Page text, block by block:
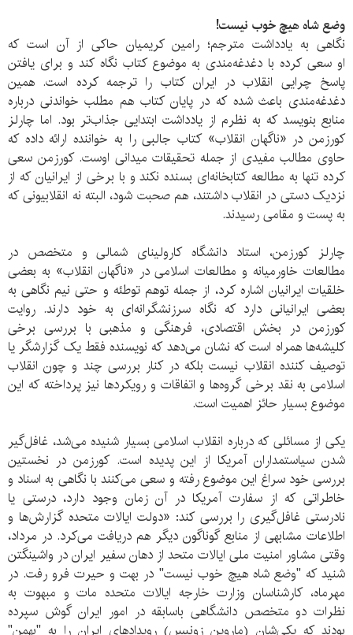
وضع شاه هیچ خوب نیست!
نگاهی به یادداشت مترجم؛ رامین کریمیان حاکی از آن است که
او سعی کرده با دغدغه‌مندی به موضوع کتاب نگاه کند و برای یافتن
پاسخ چرایی انقلاب در ایران کتاب را ترجمه کرده است. همین
دغدغه‌مندی باعث شده که در پایان کتاب هم مطلب خواندنی درباره
منابع بنویسد که به نظرم از یادداشت ابتدایی جذاب‌تر بود. اما چارلز
کورزمن در «ناگهان انقلاب» کتاب جالبی را به خواننده ارائه داده که
حاوی مطالب مفیدی از جمله تحقیقات میدانی اوست. کورزمن سعی
کرده تنها به مطالعه کتابخانه‌ای بسنده نکند و با برخی از ایرانیان که از
نزدیک دستی در انقلاب داشتند، هم صحبت شود، البته نه انقلابیونی که
به پست و مقامی رسیدند.
چارلز کورزمن، استاد دانشگاه کارولینای شمالی و متخصص در
مطالعات خاورمیانه و مطالعات اسلامی در «ناگهان انقلاب» به بعضی
خلقیات ایرانیان اشاره کرد، از جمله توهم توطئه و حتی نیم نگاهی به
بعضی ایرانیانی دارد که نگاه سرزنشگرانه‌ای به خود دارند. روایت
کورزمن در بخش اقتصادی، فرهنگی و مذهبی با بررسی برخی
کلیشه‌ها همراه است که نشان می‌دهد که نویسنده فقط یک گزارشگر یا
توصیف کننده انقلاب نیست بلکه در کنار بررسی چند و چون انقلاب
اسلامی به نقد برخی گروه‌ها و اتفاقات و رویکردها نیز پرداخته که این
موضوع بسیار حائز اهمیت است.
یکی از مسائلی که درباره انقلاب اسلامی بسیار شنیده می‌شد، غافل‌گیر
شدن سیاستمداران آمریکا از این پدیده است. کورزمن در نخستین
بررسی خود سراغ این موضوع رفته و سعی می‌کنند با نگاهی به اسناد و
خاطراتی که از سفارت آمریکا در آن زمان وجود دارد، درستی یا
نادرستی غافل‌گیری را بررسی کند: «دولت ایالات متحده گزارش‌ها و
اطلاعات مشابهی از منابع گوناگون دیگر هم دریافت می‌کرد. در مرداد،
وقتی مشاور امنیت ملی ایالات متحد از دهان سفیر ایران در واشینگتن
شنید که "وضع شاه هیچ خوب نیست" در بهت و حیرت فرو رفت. در
مهرماه، کارشناسان وزارت خارجه ایالات متحده مات و مبهوت به
نظرات دو متخصص دانشگاهی باسابقه در امور ایران گوش سپرده